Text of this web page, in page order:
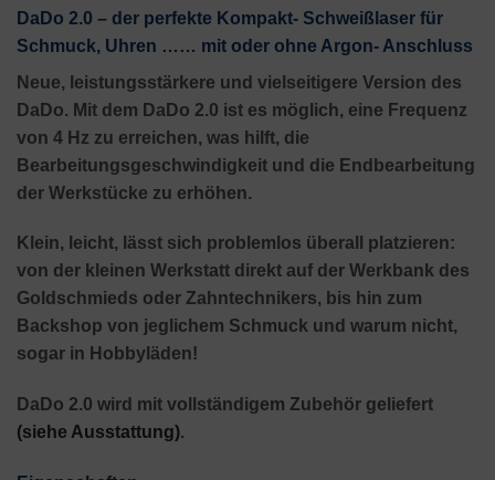
DaDo 2.0 – der perfekte Kompakt- Schweißlaser für
Schmuck, Uhren …… mit oder ohne Argon- Anschluss
Neue, leistungsstärkere und vielseitigere Version des
DaDo. Mit dem DaDo 2.0 ist es möglich, eine Frequenz
von 4 Hz zu erreichen, was hilft, die
Bearbeitungsgeschwindigkeit und die Endbearbeitung
der Werkstücke zu erhöhen.
Klein, leicht, lässt sich problemlos überall platzieren:
von der kleinen Werkstatt direkt auf der Werkbank des
Goldschmieds oder Zahntechnikers, bis hin zum
Backshop von jeglichem Schmuck und warum nicht,
sogar in Hobbyläden!
DaDo 2.0 wird mit vollständigem Zubehör geliefert
(siehe Ausstattung).